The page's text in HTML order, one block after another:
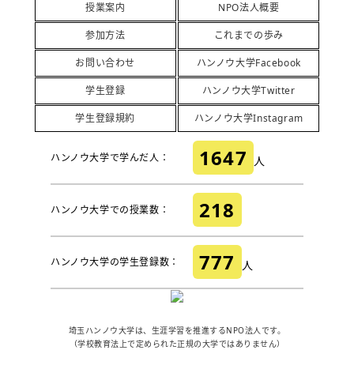
授業案内
参加方法
お問い合わせ
学生登録
学生登録規約
NPO法人概要
これまでの歩み
ハンノウ大学Facebook
ハンノウ大学Twitter
ハンノウ大学Instagram
ハンノウ大学で学んだ人： 1647 人
ハンノウ大学での授業数： 218
ハンノウ大学の学生登録数： 777 人
埼玉ハンノウ大学は、生涯学習を推進するNPO法人です。
（学校教育法上で定められた正規の大学ではありません）